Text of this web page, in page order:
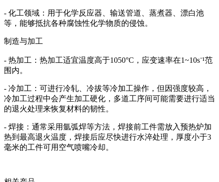
- 化工领域：用于化学反应器、输送管道、蒸煮器、漂白池
等，能够抵抗各种腐蚀性化学物质的侵蚀。
制造与加工
- 热加工：热加工适宜温度高于1050°C，应变速率在1~10s⁻¹范
围内。
- 冷加工：可进行冷轧、冷拔等冷加工操作，但因强度较高，
冷加工过程中会产生加工硬化，多道工序间可能需要进行适当
的退火处理来恢复材料的韧性。
- 焊接：通常采用氩弧焊等方法，焊接前工件需放入预热炉加
热到最高退火温度，焊接后应尽快进行水淬处理，厚度小于3
毫米的工件可用空气喷嘴冷却。